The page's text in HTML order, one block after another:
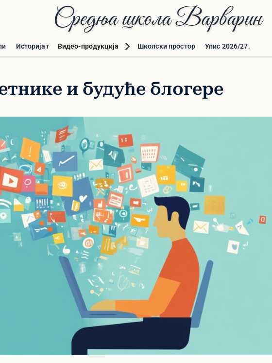
Средња школа Варварин
Историјат Видео-продукција Школски простор Упис 2026/27.
и будуће блогере